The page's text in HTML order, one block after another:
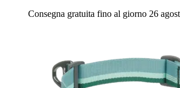
Consegna gratuita fino al giorno 26